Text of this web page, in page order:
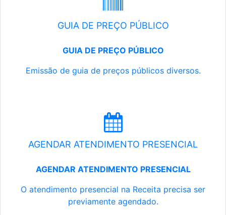
GUIA DE PREÇO PÚBLICO
GUIA DE PREÇO PÚBLICO
Emissão de guia de preços públicos diversos.
AGENDAR ATENDIMENTO PRESENCIAL
AGENDAR ATENDIMENTO PRESENCIAL
O atendimento presencial na Receita precisa ser
previamente agendado.